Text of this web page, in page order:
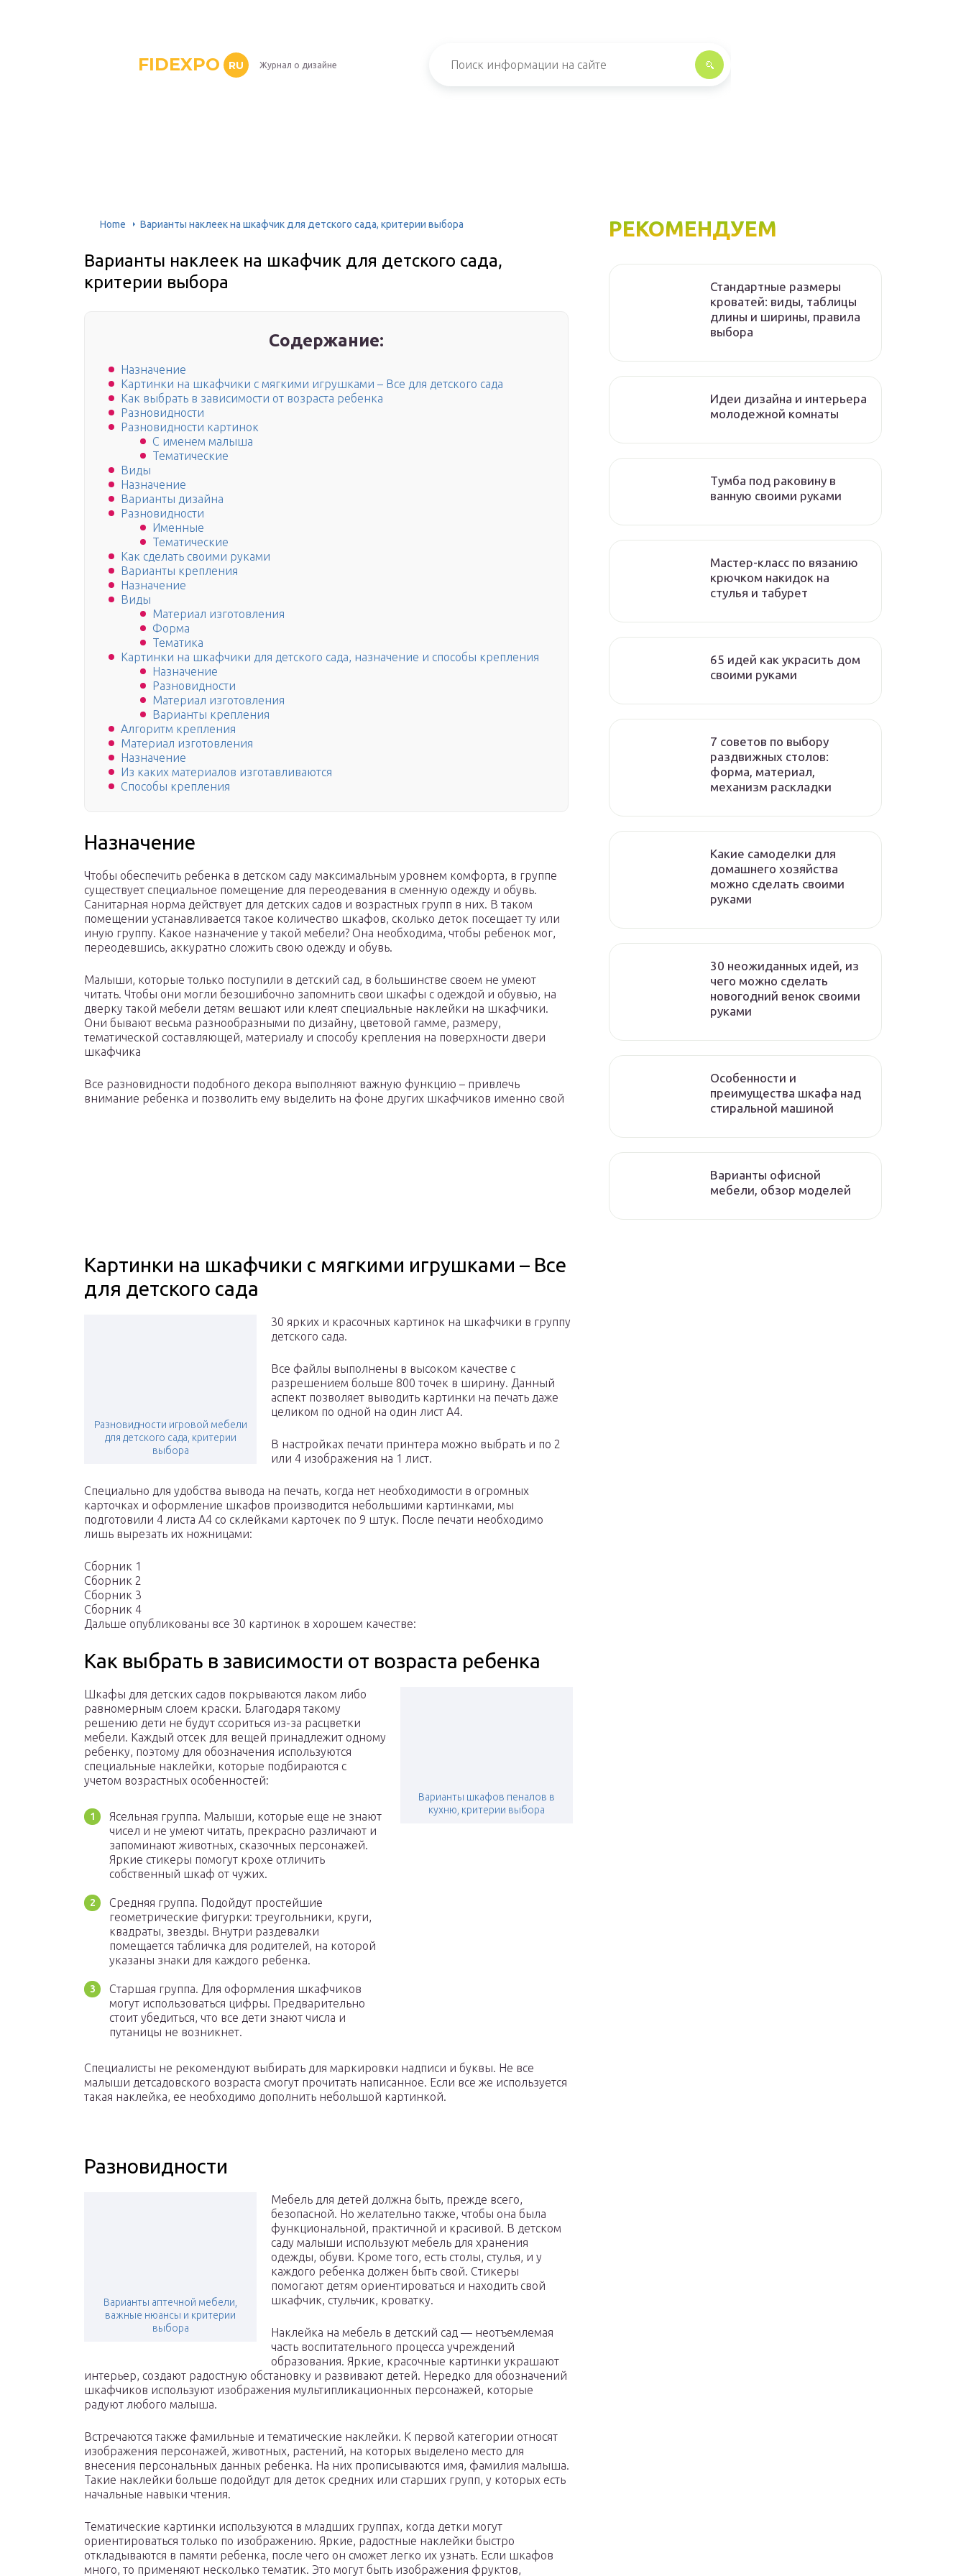
FIDEXPO RU Журнал о дизайне
Home Варианты наклеек на шкафчик для детского сада, критерии выбора
Варианты наклеек на шкафчик для детского сада,
критерии выбора
Содержание:
Назначение
Картинки на шкафчики с мягкими игрушками – Все для детского сада
Как выбрать в зависимости от возраста ребенка
Разновидности
Разновидности картинок
С именем малыша
Тематические
Виды
Назначение
Варианты дизайна
Разновидности
Именные
Тематические
Как сделать своими руками
Варианты крепления
Назначение
Виды
Материал изготовления
Форма
Тематика
Картинки на шкафчики для детского сада, назначение и способы крепления
Назначение
Разновидности
Материал изготовления
Варианты крепления
Алгоритм крепления
Материал изготовления
Назначение
Из каких материалов изготавливаются
Способы крепления
Назначение
Чтобы обеспечить ребенка в детском саду максимальным уровнем комфорта, в группе
существует специальное помещение для переодевания в сменную одежду и обувь.
Санитарная норма действует для детских садов и возрастных групп в них. В таком
помещении устанавливается такое количество шкафов, сколько деток посещает ту или
иную группу. Какое назначение у такой мебели? Она необходима, чтобы ребенок мог,
переодевшись, аккуратно сложить свою одежду и обувь.
Малыши, которые только поступили в детский сад, в большинстве своем не умеют
читать. Чтобы они могли безошибочно запомнить свои шкафы с одеждой и обувью, на
дверку такой мебели детям вешают или клеят специальные наклейки на шкафчики.
Они бывают весьма разнообразными по дизайну, цветовой гамме, размеру,
тематической составляющей, материалу и способу крепления на поверхности двери
шкафчика
Все разновидности подобного декора выполняют важную функцию – привлечь
внимание ребенка и позволить ему выделить на фоне других шкафчиков именно свой
Картинки на шкафчики с мягкими игрушками – Все
для детского сада
Разновидности игровой мебели
для детского сада, критерии
выбора
30 ярких и красочных картинок на шкафчики в группу
детского сада.
Все файлы выполнены в высоком качестве с
разрешением больше 800 точек в ширину. Данный
аспект позволяет выводить картинки на печать даже
целиком по одной на один лист А4.
В настройках печати принтера можно выбрать и по 2
или 4 изображения на 1 лист.
Специально для удобства вывода на печать, когда нет необходимости в огромных
карточках и оформление шкафов производится небольшими картинками, мы
подготовили 4 листа А4 со склейками карточек по 9 штук. После печати необходимо
лишь вырезать их ножницами:
Сборник 1
Сборник 2
Сборник 3
Сборник 4
Дальше опубликованы все 30 картинок в хорошем качестве:
Как выбрать в зависимости от возраста ребенка
Варианты шкафов пеналов в
кухню, критерии выбора
Шкафы для детских садов покрываются лаком либо
равномерным слоем краски. Благодаря такому
решению дети не будут ссориться из-за расцветки
мебели. Каждый отсек для вещей принадлежит одному
ребенку, поэтому для обозначения используются
специальные наклейки, которые подбираются с
учетом возрастных особенностей:
Ясельная группа. Малыши, которые еще не знают
чисел и не умеют читать, прекрасно различают и
запоминают животных, сказочных персонажей.
Яркие стикеры помогут крохе отличить
собственный шкаф от чужих.
Средняя группа. Подойдут простейшие
геометрические фигурки: треугольники, круги,
квадраты, звезды. Внутри раздевалки
помещается табличка для родителей, на которой
указаны знаки для каждого ребенка.
Старшая группа. Для оформления шкафчиков
могут использоваться цифры. Предварительно
стоит убедиться, что все дети знают числа и
путаницы не возникнет.
Специалисты не рекомендуют выбирать для маркировки надписи и буквы. Не все
малыши детсадовского возраста смогут прочитать написанное. Если все же используется
такая наклейка, ее необходимо дополнить небольшой картинкой.
Разновидности
Варианты аптечной мебели,
важные нюансы и критерии
выбора
Мебель для детей должна быть, прежде всего,
безопасной. Но желательно также, чтобы она была
функциональной, практичной и красивой. В детском
саду малыши используют мебель для хранения
одежды, обуви. Кроме того, есть столы, стулья, и у
каждого ребенка должен быть свой. Стикеры
помогают детям ориентироваться и находить свой
шкафчик, стульчик, кроватку.
Наклейка на мебель в детский сад — неотъемлемая
часть воспитательного процесса учреждений
образования. Яркие, красочные картинки украшают
интерьер, создают радостную обстановку и развивают детей. Нередко для обозначений
шкафчиков используют изображения мультипликационных персонажей, которые
радуют любого малыша.
Встречаются также фамильные и тематические наклейки. К первой категории относят
изображения персонажей, животных, растений, на которых выделено место для
внесения персональных данных ребенка. На них прописываются имя, фамилия малыша.
Такие наклейки больше подойдут для деток средних или старших групп, у которых есть
начальные навыки чтения.
Тематические картинки используются в младших группах, когда детки могут
ориентироваться только по изображению. Яркие, радостные наклейки быстро
откладываются в памяти ребенка, после чего он сможет легко их узнать. Если шкафов
много, то применяют несколько тематик. Это могут быть изображения фруктов,
РЕКОМЕНДУЕМ
Стандартные размеры
кроватей: виды, таблицы
длины и ширины, правила
выбора
Идеи дизайна и интерьера
молодежной комнаты
Тумба под раковину в
ванную своими руками
Мастер-класс по вязанию
крючком накидок на
стулья и табурет
65 идей как украсить дом
своими руками
7 советов по выбору
раздвижных столов:
форма, материал,
механизм раскладки
Какие самоделки для
домашнего хозяйства
можно сделать своими
руками
30 неожиданных идей, из
чего можно сделать
новогодний венок своими
руками
Особенности и
преимущества шкафа над
стиральной машиной
Варианты офисной
мебели, обзор моделей